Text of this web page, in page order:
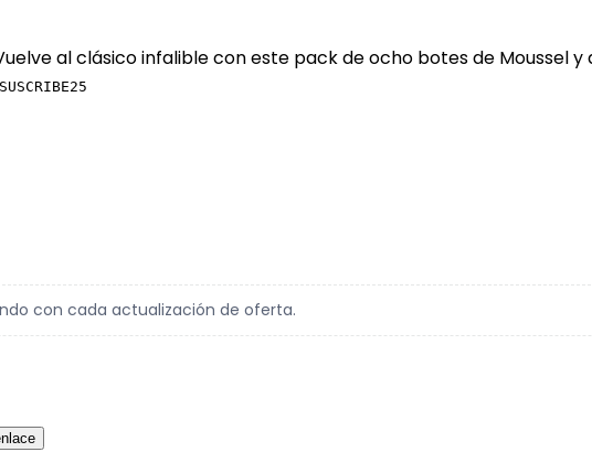
al clásico infalible con este pack de ocho botes de Moussel
con cada actualización de oferta.